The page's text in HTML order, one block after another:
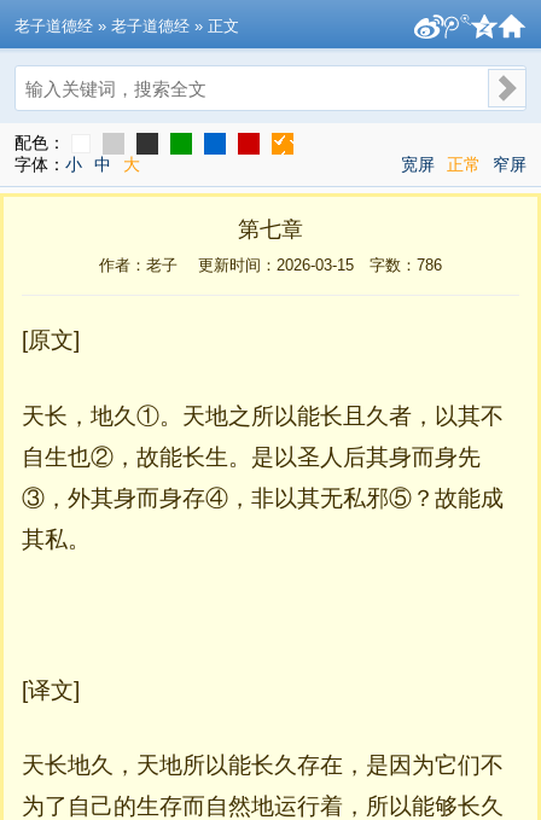
老子道德经 » 老子道德经 » 正文
搜索
配色：
字体： 小 中 大 宽屏 正常 窄屏
第七章
作者：老子 更新时间：2026-03-15 字数： 786
[原文]
天长，地久①。天地之所以能长且久者，以其不
自生也②，故能长生。是以圣人后其身而身先
③，外其身而身存④，非以其无私邪⑤？故能成
其私。
[译文]
天长地久，天地所以能长久存在，是因为它们不
为了自己的生存而自然地运行着，所以能够长久